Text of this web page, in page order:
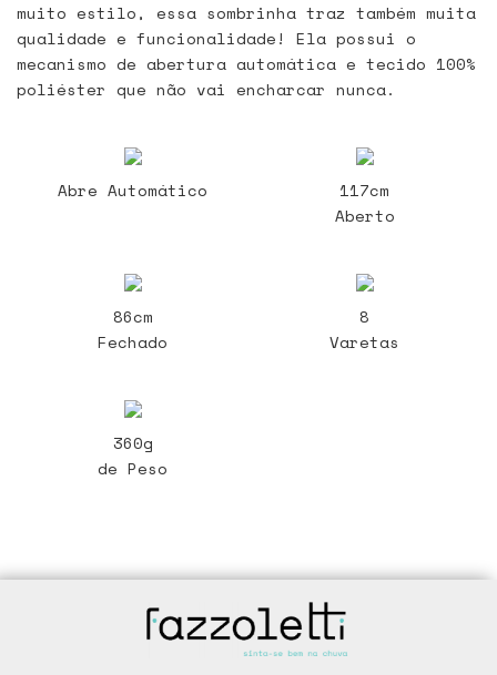
muito estilo, essa sombrinha traz também muita
qualidade e funcionalidade! Ela possui o
mecanismo de abertura automática e tecido 100%
poliéster que não vai encharcar nunca.
Abre Automático
117cm
Aberto
86cm
Fechado
8
Varetas
360g
de Peso